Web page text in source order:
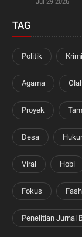
TAG
Politik
Agama
Proyek
Desa
Viral Hobi
Fokus
Penelitian Jurnal